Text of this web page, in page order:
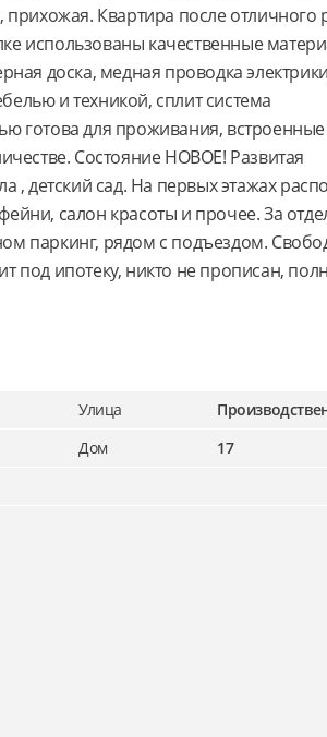
Квартира после отличного
использованы качественные
доска, медная проводка
и техникой, сплит система
готова для проживания,
Состояние НОВОЕ! Развитая
, детский сад. На первых этажах
салон красоты и прочее. За
паркинг, рядом с подъездом.
под ипотеку, никто не прописан,
Улица
Дом
17